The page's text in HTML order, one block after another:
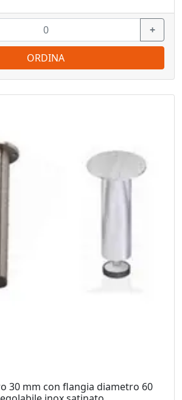
+
ORDINA
30 mm con flangia diametro 60